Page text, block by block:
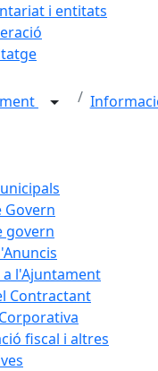
i entitats
Govern
govern
a l'Ajuntament
Contractant
fiscal i altres